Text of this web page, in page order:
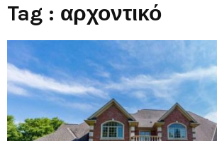
Tag : αρχοντικό